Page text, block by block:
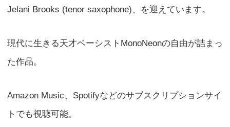
Jelani Brooks (tenor saxophone)、を迎えています。
現代に生きる天才ベーシストMonoNeonの自由が詰まっ
た作品。
Amazon Music、Spotifyなどのサブスクリプションサイ
トでも視聴可能。